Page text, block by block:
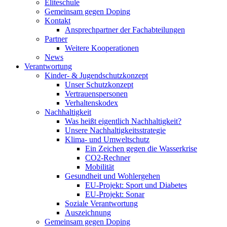
Eliteschule
Gemeinsam gegen Doping
Kontakt
Ansprechpartner der Fachabteilungen
Partner
Weitere Kooperationen
News
Verantwortung
Kinder- & Jugendschutzkonzept
Unser Schutzkonzept
Vertrauenspersonen
Verhaltenskodex
Nachhaltigkeit
Was heißt eigentlich Nachhaltigkeit?
Unsere Nachhaltigkeitsstrategie
Klima- und Umweltschutz
Ein Zeichen gegen die Wasserkrise
CO2-Rechner
Mobilität
Gesundheit und Wohlergehen
EU-Projekt: Sport und Diabetes
EU-Projekt: Sonar
Soziale Verantwortung
Auszeichnung
Gemeinsam gegen Doping